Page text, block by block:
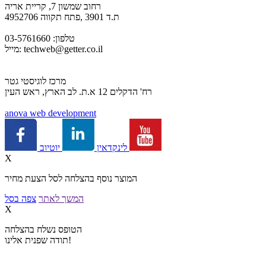
רחוב שמשון 7, קריית אריה
ת.ד 3901 ,פתח תקווה 4952706
טלפון: 03-5761660
מייל: techweb@getter.co.il
מרכז לוגיסטי גטר
רח' הדקלים 12 א.ת. לב הארץ, ראש העין
anova web development
לינקדאין
X
המוצר נוסף בהצלחה לסל הצעת מחיר
המשך לאתר צפה בסל
X
הטופס נשלח בהצלחה
תודה שפנית אלינו!